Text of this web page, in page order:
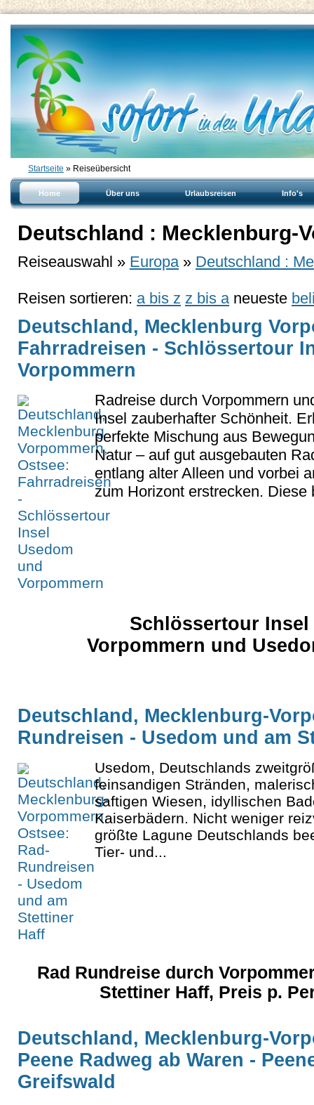
Startseite » Reiseübersicht
Home Über uns Urlaubsreisen Info's
Deutschland : Mecklenburg-
Reiseauswahl » Europa » Deutschland :
Reisen sortieren: a bis z z bis a neueste
Deutschland, Mecklenburg
Fahrradreisen - Schlössertour
Vorpommern
Radreise durch Vorpommern
Insel zauberhafter Schönheit.
perfekte Mischung aus
Natur – auf gut ausgebauten
entlang alter Alleen und vorbei
zum Horizont erstrecken. Diese
Schlössertour
Vorpommern und
Deutschland, Mecklenburg-
Rundreisen - Usedom und am
Usedom, Deutschlands
feinsandigen Stränden,
saftigen Wiesen, idyllischen
Kaiserbädern. Nicht weniger
größte Lagune Deutschlands
Tier- und...
Rad Rundreise durch
Stettiner Haff, Preis p.
Deutschland, Mecklenburg-
Peene Radweg ab Waren -
Greifswald